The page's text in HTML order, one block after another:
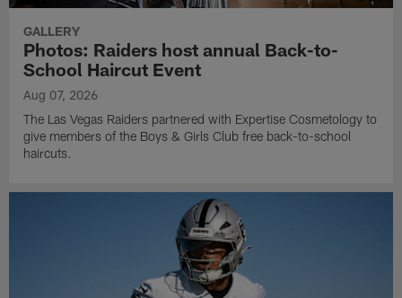
GALLERY
Photos: Raiders host annual Back-to-
School Haircut Event
Aug 07, 2026
The Las Vegas Raiders partnered with Expertise Cosmetology to
give members of the Boys & Girls Club free back-to-school
haircuts.